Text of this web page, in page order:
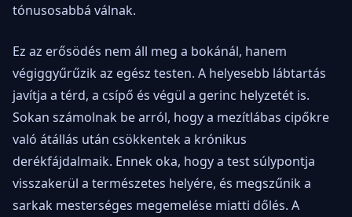
tónusosabbá válnak.
Ez az erősödés nem áll meg a bokánál, hanem
végiggyűrűzik az egész testen. A helyesebb lábtartás
javítja a térd, a csípő és végül a gerinc helyzetét is.
Sokan számolnak be arról, hogy a mezítlábas cipőkre
való átállás után csökkentek a krónikus
derékfájdalmaik. Ennek oka, hogy a test súlypontja
visszakerül a természetes helyére, és megszűnik a
sarkak mesterséges megemelése miatti dőlés. A